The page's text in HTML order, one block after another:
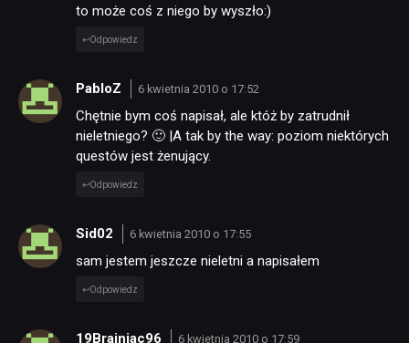
to może coś z niego by wyszło:)
Odpowiedz
PabloZ 6 kwietnia 2010 o 17:52
Chętnie bym coś napisał, ale któż by zatrudnił
nieletniego? 🙂 |A tak by the way: poziom niektórych
questów jest żenujący.
Odpowiedz
Sid02 6 kwietnia 2010 o 17:55
sam jestem jeszcze nieletni a napisałem
Odpowiedz
19Brainiac96 6 kwietnia 2010 o 17:59